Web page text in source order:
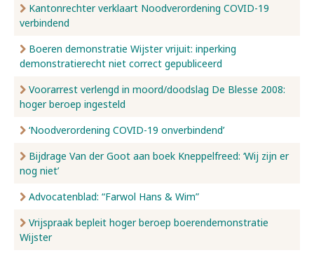
Kantonrechter verklaart Noodverordening COVID-19
verbindend
Boeren demonstratie Wijster vrijuit: inperking
demonstratierecht niet correct gepubliceerd
Voorarrest verlengd in moord/doodslag De Blesse 2008:
hoger beroep ingesteld
‘Noodverordening COVID-19 onverbindend’
Bijdrage Van der Goot aan boek Kneppelfreed: ‘Wij zijn er
nog niet’
Advocatenblad: “Farwol Hans & Wim”
Vrijspraak bepleit hoger beroep boerendemonstratie
Wijster